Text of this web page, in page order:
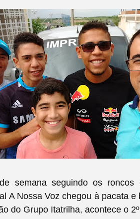
semana seguindo os
A Nossa Voz chegou à pacata
do Grupo Itatrilha, acontece o